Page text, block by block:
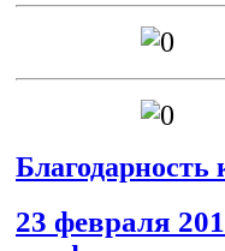
23 февраля